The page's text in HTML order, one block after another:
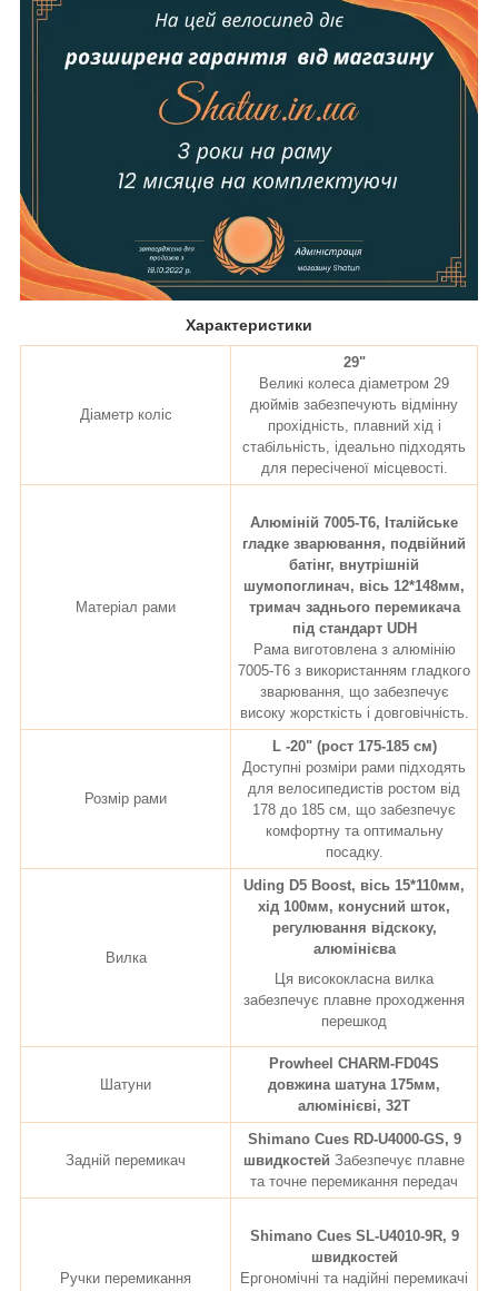
Характеристики
Діаметр коліс
29"
Великі колеса діаметром 29
дюймів забезпечують відмінну
прохідність, плавний хід і
стабільність, ідеально підходять
для пересіченої місцевості.
Матеріал рами
Алюміній 7005-Т6, Італійське
гладке зварювання, подвійний
батінг, внутрішній
шумопоглинач, вісь 12*148мм,
тримач заднього перемикача
під стандарт UDH
Рама виготовлена з алюмінію
7005-Т6 з використанням гладкого
зварювання, що забезпечує
високу жорсткість і довговічність.
Розмір рами
L -20" (рост 175-185 см)
Доступні розміри рами підходять
для велосипедистів ростом від
178 до 185 см, що забезпечує
комфортну та оптимальну
посадку.
Вилка
Uding D5 Boost, вісь 15*110мм,
хід 100мм, конусний шток,
регулювання відскоку,
алюмінієва
Ця висококласна вилка
забезпечує плавне проходження
перешкод
Шатуни
Prowheel CHARM-FD04S
довжина шатуна 175мм,
алюмінієві, 32T
Задній перемикач
Shimano Cues RD-U4000-GS, 9
швидкостей Забезпечує плавне
та точне перемикання передач
Ручки перемикання
Shimano Cues SL-U4010-9R, 9
швидкостей
Ергономічні та надійні перемикачі